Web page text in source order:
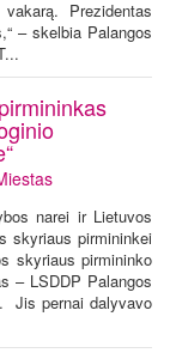
Prezidentas
– skelbia Palangos
narei ir Lietuvos
skyriaus pirmininkei
skyriaus pirmininko
– LSDDP Palangos
Jis pernai dalyvavo